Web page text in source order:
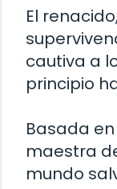
El
cautiva a
principio
Basada
maestra
mundo